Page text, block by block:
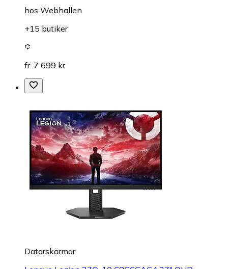
hos Webhallen
+15 butiker
fr. 7 699 kr
Datorskärmar